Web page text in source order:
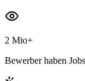
2 Mio+
Bewerber haben